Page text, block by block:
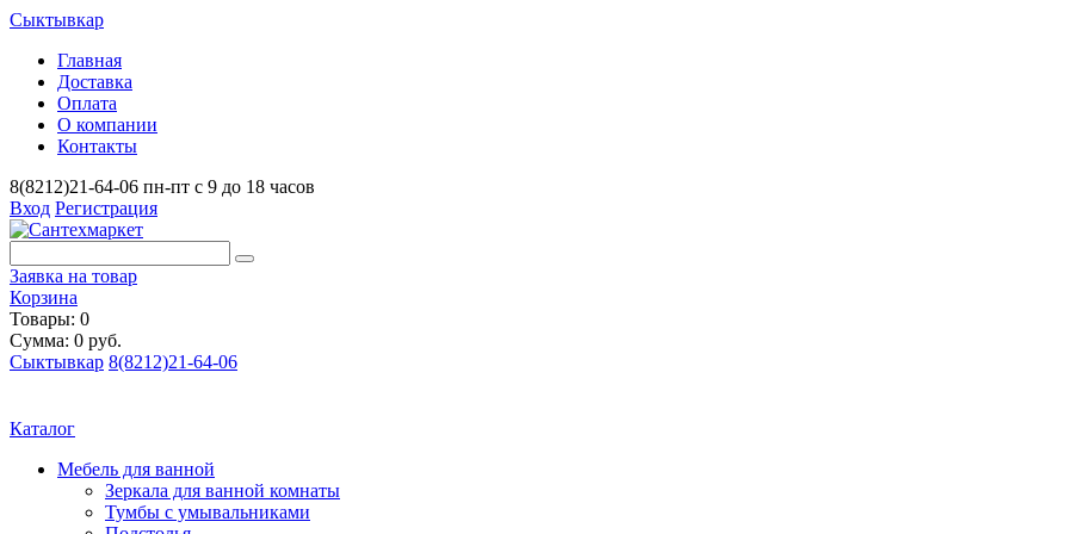
Сыктывкар
Главная
Доставка
Оплата
О компании
Контакты
8(8212)21-64-06 пн-пт с 9 до 18 часов
Вход Регистрация
Заявка на товар
Корзина
Товары: 0
Сумма: 0 руб.
Сыктывкар 8(8212)21-64-06
Каталог
Мебель для ванной
Зеркала для ванной комнаты
Тумбы с умывальниками